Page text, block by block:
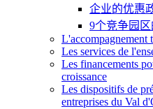
企业的优惠
9个竞争园
L'accompagnement
Les services de
Les financements
croissance
Les dispositifs de
entreprises du Val